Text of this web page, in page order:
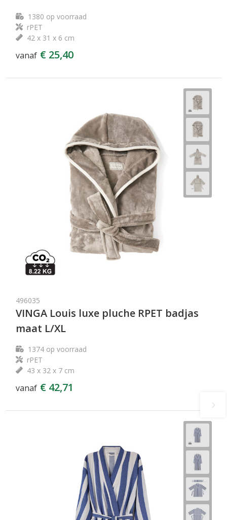
1380 op voorraad
rPET
42 x 31 x 6 cm
vanaf € 25,40
496035
VINGA Louis luxe pluche RPET badjas
maat L/XL
1374op voorraad
rPET
43 x 32 x 7 cm
vanaf € 42,71